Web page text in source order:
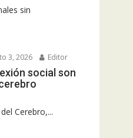
sin
3, 2026 Editor
social son
Cerebro,...